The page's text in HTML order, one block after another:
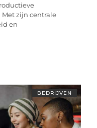
zijn centrale
en
BEDRIJVEN